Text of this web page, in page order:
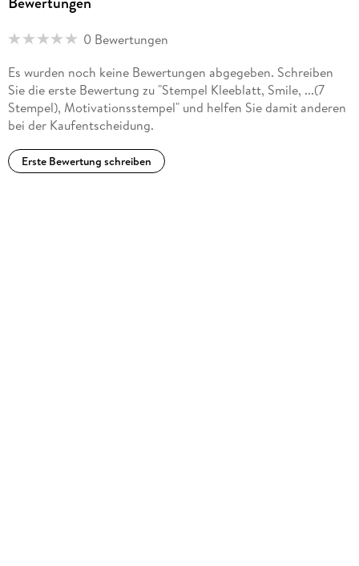
0 Bewertungen
Es wurden noch keine Bewertungen abgegeben. Schreiben
Sie die erste Bewertung zu "Stempel Kleeblatt, Smile, ...(7
Stempel), Motivationsstempel" und helfen Sie damit anderen
bei der Kaufentscheidung.
Erste Bewertung schreiben